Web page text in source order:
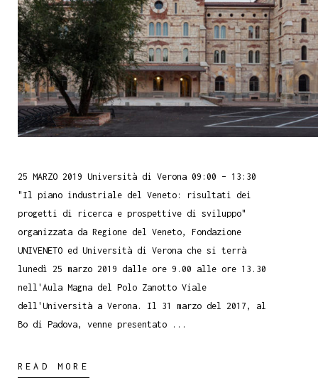
25 MARZO 2019 Università di Verona 09:00 – 13:30
"Il piano industriale del Veneto: risultati dei
progetti di ricerca e prospettive di sviluppo"
organizzata da Regione del Veneto, Fondazione
UNIVENETO ed Università di Verona che si terrà
lunedì 25 marzo 2019 dalle ore 9.00 alle ore 13.30
nell'Aula Magna del Polo Zanotto Viale
dell'Università a Verona. Il 31 marzo del 2017, al
Bo di Padova, venne presentato
READ MORE